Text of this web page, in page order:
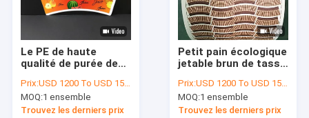
Visite d'usine
Contrôle de qualité
Nouvelles
Le PE de haute
qualité de purée de
vente en gros de
petit pain de matière
première de tasse de
Prix:USD 1200 To USD 1500 Per Set
MOQ:1 ensemble
Trouvez les derniers prix
Petit pain écologique
jetable brun de tasse
de tasse de papier de
tasse de café de
papier d'emballage
Prix:USD 1200 To USD 1500 Per Set
MOQ:1 ensemble
Trouvez les derniers prix